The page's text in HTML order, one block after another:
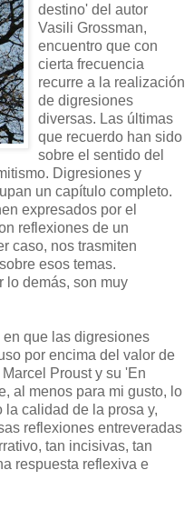
destino' del autor
Vasili Grossman,
encuentro que con
cierta frecuencia
recurre a la realización
de digresiones
diversas. Las últimas
que recuerdo han sido
sobre el sentido del
Digresiones y
un capítulo completo.
expresados por el
reflexiones de un
caso, nos trasmiten
esos temas.
lo demás, son muy
que las digresiones
por encima del valor de
Proust y su 'En
al menos para mi gusto, lo
la calidad de la prosa y,
reflexiones entreveradas
tan incisivas, tan
respuesta reflexiva e